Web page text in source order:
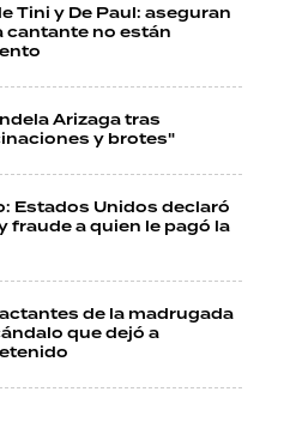
Tini y De Paul: aseguran
cantante no están
Arizaga tras
y brotes"
Estados Unidos declaró
fraude a quien le pagó la
de la madrugada
que dejó a